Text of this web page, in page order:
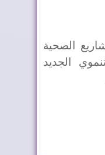
الصحية
الجديد